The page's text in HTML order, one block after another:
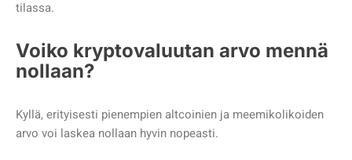
tilassa.
Voiko kryptovaluutan arvo mennä
nollaan?
Kyllä, erityisesti pienempien altcoinien ja meemikolikoiden
arvo voi laskea nollaan hyvin nopeasti.